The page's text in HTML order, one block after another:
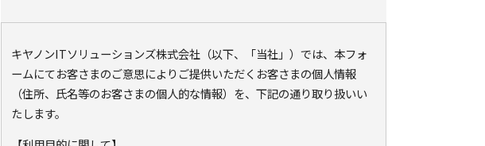
キヤノンITソリューションズ株式会社（以下、「当社」）では、本フォ
ームにてお客さまのご意思によりご提供いただくお客さまの個人情報
（住所、氏名等のお客さまの個人的な情報）を、下記の通り取り扱いい
たします。